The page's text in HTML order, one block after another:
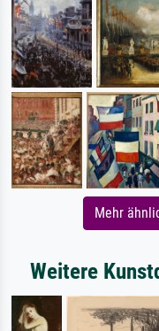
Mehr
Weitere